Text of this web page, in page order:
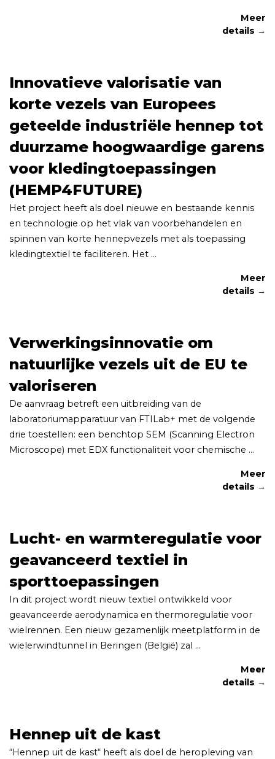
Meer
details →
Innovatieve valorisatie van
korte vezels van Europees
geteelde industriële hennep tot
duurzame hoogwaardige garens
voor kledingtoepassingen
(HEMP4FUTURE)
Het project heeft als doel nieuwe en bestaande kennis
en technologie op het vlak van voorbehandelen en
spinnen van korte hennepvezels met als toepassing
kledingtextiel te faciliteren. Het ...
Meer
details →
Verwerkingsinnovatie om
natuurlijke vezels uit de EU te
valoriseren
De aanvraag betreft een uitbreiding van de
laboratoriumapparatuur van FTILab+ met de volgende
drie toestellen: een benchtop SEM (Scanning Electron
Microscope) met EDX functionaliteit voor chemische ...
Meer
details →
Lucht- en warmteregulatie voor
geavanceerd textiel in
sporttoepassingen
In dit project wordt nieuw textiel ontwikkeld voor
geavanceerde aerodynamica en thermoregulatie voor
wielrennen. Een nieuw gezamenlijk meetplatform in de
wielerwindtunnel in Beringen (België) zal ...
Meer
details →
Hennep uit de kast
“Hennep uit de kast“ heeft als doel de heropleving van